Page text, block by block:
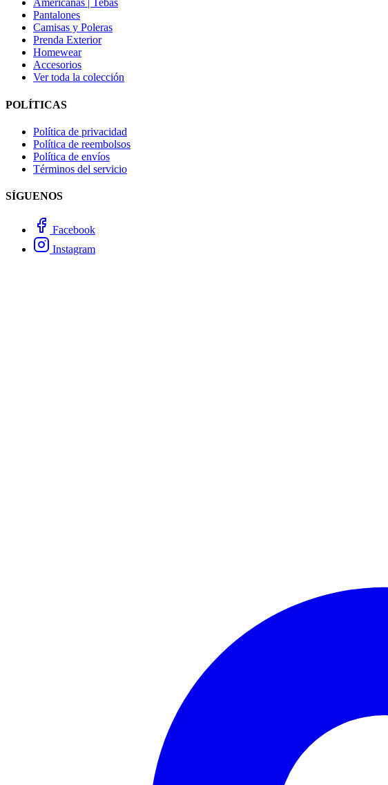
Americanas | Tebas
Pantalones
Camisas y Poleras
Prenda Exterior
Homewear
Accesorios
Ver toda la colección
POLÍTICAS
Política de privacidad
Política de reembolsos
Política de envíos
Términos del servicio
SÍGUENOS
Facebook
Instagram